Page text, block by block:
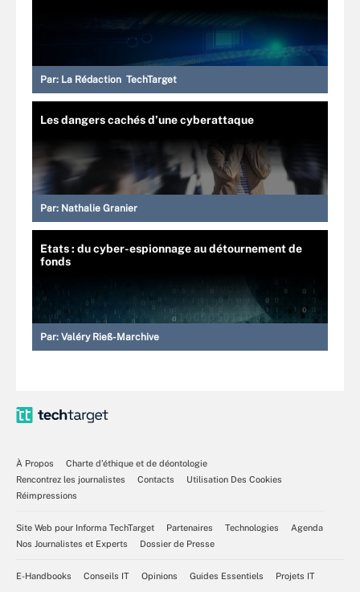
Par: La Rédaction TechTarget
Les dangers cachés d’une cyberattaque
Par: Nathalie Granier
Etats : du cyber-espionnage au détournement de
fonds
Par: Valéry Rieß-Marchive
À Propos
Charte d’éthique et de déontologie
Rencontrez les journalistes
Contacts
Utilisation Des Cookies
Réimpressions
Site Web pour Informa TechTarget Partenaires Technologies
Agenda
Nos Journalistes et Experts
Dossier de Presse
E-Handbooks Conseils IT Opinions Guides Essentiels Projets IT